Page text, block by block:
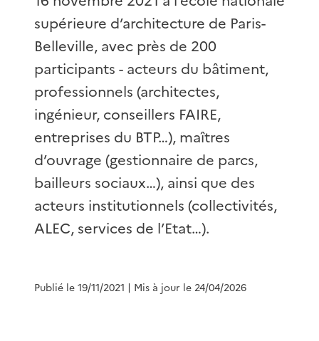
supérieure d’architecture de Paris-
Belleville, avec près de 200
participants - acteurs du bâtiment,
professionnels (architectes,
ingénieur, conseillers FAIRE,
entreprises du BTP…), maîtres
d’ouvrage (gestionnaire de parcs,
bailleurs sociaux…), ainsi que des
acteurs institutionnels (collectivités,
ALEC, services de l’Etat…).
Publié le 19/11/2021 | Mis à jour le 24/04/2026